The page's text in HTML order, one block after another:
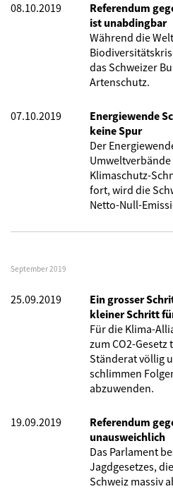
08.10.2019
Referendum
ist unabdingbar
Während die
das Schweizer
Artenschutz.
07.10.2019
Energiewende
keine Spur
Der
Klimaschutz-
fort, wird die
Netto-Null-
September 2019
25.09.2019
Ein grosser
kleiner Schritt
Für die Klima-
zum CO2-
Ständerat völlig
schlimmen
abzuwenden.
19.09.2019
Referendum
unausweichlich
Das Parlament
Jagdgesetzes,
Schweiz massiv